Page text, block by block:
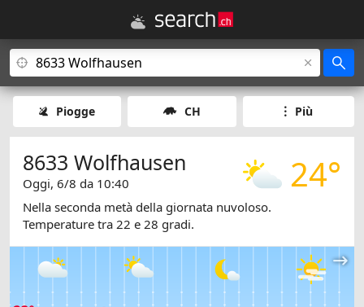
Piogge CH Più
24°
8633 Wolfhausen
Oggi, 6/8 da 10:40
Nella seconda metà della giornata nuvoloso.
Temperature tra 22 e 28 gradi.